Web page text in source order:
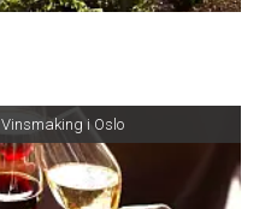
Vinsmaking i Oslo